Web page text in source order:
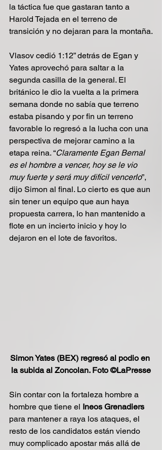
la táctica fue que gastaran tanto a
Harold Tejada en el terreno de
transición y no dejaran para la montaña.
Vlasov cedió 1:12” detrás de Egan y
Yates aprovechó para saltar a la
segunda casilla de la general. El
británico le dio la vuelta a la primera
semana donde no sabía que terreno
estaba pisando y por fin un terreno
favorable lo regresó a la lucha con una
perspectiva de mejorar camino a la
etapa reina. “Claramente Egan Bernal
es el hombre a vencer, hoy se le vio
muy fuerte y será muy difícil vencerlo”,
dijo Simon al final. Lo cierto es que aun
sin tener un equipo que aun haya
propuesta carrera, lo han mantenido a
flote en un incierto inicio y hoy lo
dejaron en el lote de favoritos.
Simon Yates (BEX) regresó al podio en
la subida al Zoncolan. Foto ©LaPresse
Sin contar con la fortaleza hombre a
hombre que tiene el Ineos Grenadiers
para mantener a raya los ataques, el
resto de los candidatos están viendo
muy complicado apostar más allá de